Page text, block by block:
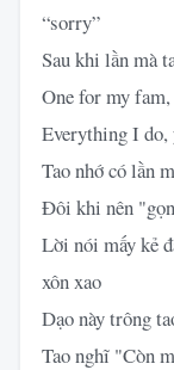
“sorry”
Sau khi lần mà
One for my
Everything I do,
Tao nhớ có lần
Đôi khi nên
Lời nói mấy kẻ
xôn xao
Dạo này trông
Tao nghĩ "Còn